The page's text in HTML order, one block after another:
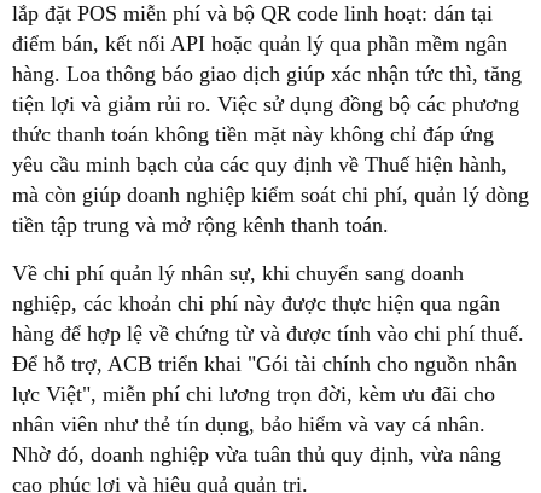
lắp đặt POS miễn phí và bộ QR code linh hoạt: dán tại
điểm bán, kết nối API hoặc quản lý qua phần mềm ngân
hàng. Loa thông báo giao dịch giúp xác nhận tức thì, tăng
tiện lợi và giảm rủi ro. Việc sử dụng đồng bộ các phương
thức thanh toán không tiền mặt này không chỉ đáp ứng
yêu cầu minh bạch của các quy định về Thuế hiện hành,
mà còn giúp doanh nghiệp kiểm soát chi phí, quản lý dòng
tiền tập trung và mở rộng kênh thanh toán.
Về chi phí quản lý nhân sự, khi chuyển sang doanh
nghiệp, các khoản chi phí này được thực hiện qua ngân
hàng để hợp lệ về chứng từ và được tính vào chi phí thuế.
Để hỗ trợ, ACB triển khai "Gói tài chính cho nguồn nhân
lực Việt", miễn phí chi lương trọn đời, kèm ưu đãi cho
nhân viên như thẻ tín dụng, bảo hiểm và vay cá nhân.
Nhờ đó, doanh nghiệp vừa tuân thủ quy định, vừa nâng
cao phúc lợi và hiệu quả quản trị.